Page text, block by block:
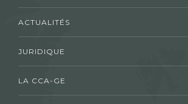
ACTUALITÉS
JURIDIQUE
LA CCA-GE